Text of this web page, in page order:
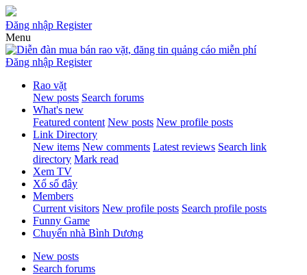
Đăng nhập Register
Menu
Đăng nhập Register
Rao vặt
New posts Search forums
What's new
Featured content New posts New profile posts
Link Directory
New items New comments Latest reviews Search link
directory Mark read
Xem TV
Xổ số đây
Members
Current visitors New profile posts Search profile posts
Funny Game
Chuyển nhà Bình Dương
New posts
Search forums